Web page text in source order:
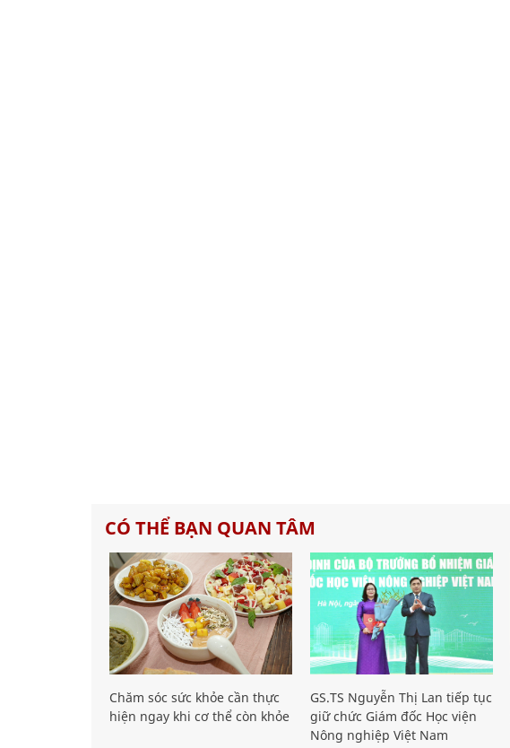
CÓ THỂ BẠN QUAN TÂM
Chăm sóc sức khỏe cần thực
hiện ngay khi cơ thể còn khỏe
GS.TS Nguyễn Thị Lan tiếp tục
giữ chức Giám đốc Học viện
Nông nghiệp Việt Nam